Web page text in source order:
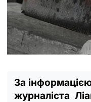
За
журналіста